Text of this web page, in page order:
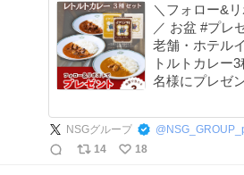
＼フォロー&
／ お盆 #プレ
老舗・ホテル
トルトカレー
名様にプレゼ
の投稿をリポスト ⏰ 応募期
NSGグループ @
14
18